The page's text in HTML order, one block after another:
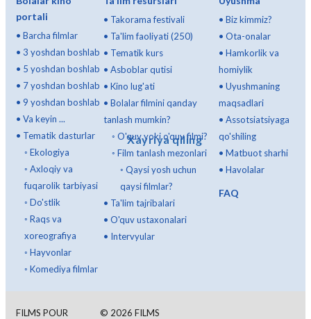
Xayriya qiling
portali
• Barcha filmlar
• 3 yoshdan boshlab
• 5 yoshdan boshlab
• 7 yoshdan boshlab
• 9 yoshdan boshlab
• Va keyin ...
• Tematik dasturlar
◦ Ekologiya
◦ Axloqiy va
fuqarolik tarbiyasi
◦ Do'stlik
◦ Raqs va
xoreografiya
◦ Hayvonlar
◦ Komediya filmlar
• Takorama festivali
• Ta'lim faoliyati (250)
• Tematik kurs
• Asboblar qutisi
• Kino lug'ati
• Bolalar filmini qanday
tanlash mumkin?
◦ O'quv yoki o'quv filmi?
◦ Film tanlash mezonlari
◦ Qaysi yosh uchun
qaysi filmlar?
• Ta'lim tajribalari
• O'quv ustaxonalari
• Intervyular
•Biz kimmiz?
•Ota-onalar
•Hamkorlik va
homiylik
•Uyushmaning
maqsadlari
•Assotsiatsiyaga
qo'shiling
•Matbuot sharhi
•Havolalar
FAQ
FILMS POUR
© 2026 FILMS